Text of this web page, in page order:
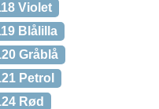
Violet
Blålilla
Gråblå
Petrol
Rød